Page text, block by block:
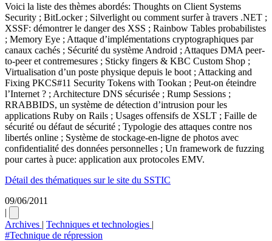
Voici la liste des thèmes abordés: Thoughts on Client Systems
Security ; BitLocker ; Silverlight ou comment surfer à travers .NET ;
XSSF: démontrer le danger des XSS ; Rainbow Tables probabilistes
; Memory Eye ; Attaque d’implémentations cryptographiques par
canaux cachés ; Sécurité du système Android ; Attaques DMA peer-
to-peer et contremesures ; Sticky fingers & KBC Custom Shop ;
Virtualisation d’un poste physique depuis le boot ; Attacking and
Fixing PKCS#11 Security Tokens with Tookan ; Peut-on éteindre
l’Internet ? ; Architecture DNS sécurisée ; Rump Sessions ;
RRABBIDS, un système de détection d’intrusion pour les
applications Ruby on Rails ; Usages offensifs de XSLT ; Faille de
sécurité ou défaut de sécurité ; Typologie des attaques contre nos
libertés online ; Système de stockage-en-ligne de photos avec
confidentialité des données personnelles ; Un framework de fuzzing
pour cartes à puce: application aux protocoles EMV.
Détail des thématiques sur le site du SSTIC
09/06/2011
|
Archives | Techniques et technologies |
#Technique de répression